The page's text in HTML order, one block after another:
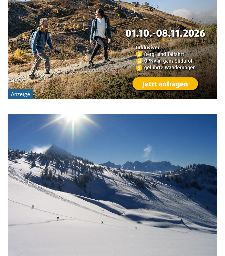
Region:
Gebirge:
Art der Tour:
Schwierigkeitsgrad:
Kondition (Tourdauer):
von
bis
Suchbegriff: